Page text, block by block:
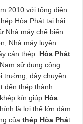
2010 với tổng diện
Hòa Phát tại hải
Nhà máy chế biến
Nhà máy luyện
cán thép. Hòa Phát
sử dụng công
trường, dây chuyền
đến thép thành
kín giúp Hòa
là lợi thế lớn đảm
của thép Hòa Phát